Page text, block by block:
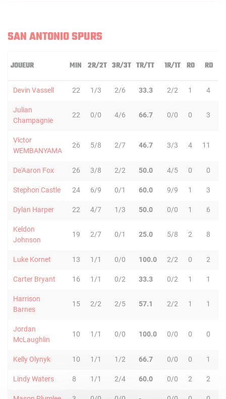
SAN ANTONIO SPURS
JOUEUR MIN 2R/2T 3R/3T TR/TT 1R/1T RO RD
Devin Vassell 22 1/3 2/6 33.3 2/2 1 4
Julian
Champagnie
22 0/0 4/6 66.7 0/0 0 3
Victor
WEMBANYAMA
26 5/8 2/7 46.7 3/3 4 11
De'Aaron Fox 26 3/8 2/2 50.0 4/5 0 0
Stephon Castle 24 6/9 0/1 60.0 9/9 1 3
Dylan Harper 22 4/7 1/3 50.0 0/0 1 6
Keldon
Johnson
19 2/7 0/1 25.0 5/8 2 8
Luke Kornet 13 1/1 0/0 100.0 2/2 0 2
Carter Bryant 16 1/1 0/2 33.3 0/2 1 1
Harrison
Barnes
15 2/2 2/5 57.1 2/2 1 1
Jordan
McLaughlin
10 1/1 0/0 100.0 0/0 0 0
Kelly Olynyk 10 1/1 1/2 66.7 0/0 0 1
Lindy Waters 8 1/1 2/4 60.0 0/0 2 2